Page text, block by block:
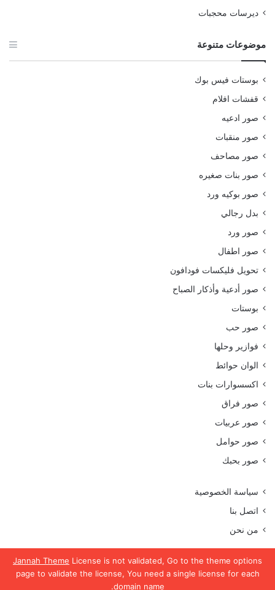
Jannah Theme License is not validated, Go to the theme options
page to validate the license, You need a single license for each
domain name.
ديرسات محجبات
موضوعات متنوعة
بوستات فيس بوك
قفشات افلام
صور ادعيه
صور منقبات
صور مصاحف
صور بنات صغيره
صور بوكيه ورد
بدل رجالي
صور ورد
صور اطفال
تحويل فليكسات فودافون
صور أدعية وأذكار الصباح
بوستات
صور حب
فوازير وحلها
الوان حوائط
اكسسوارات بنات
صور فراق
صور عربيات
صور حوامل
صور بحبك
سياسة الخصوصية
اتصل بنا
من نحن
جميع الحقوق محفوظة موقع رمسة عرب 2023